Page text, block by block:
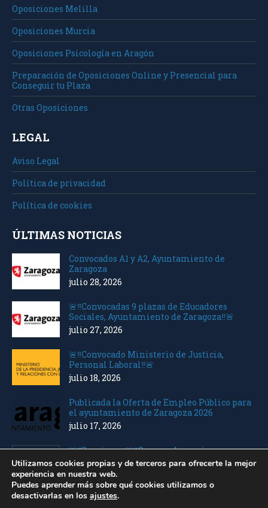
Oposiciones Melilla
Oposiciones Murcia
Oposiciones Psicología en Aragón
Preparación de Oposiciones Online y Presencial para
Conseguir tu Plaza
Otras Oposiciones
LEGAL
Aviso Legal
Política de privacidad
Política de cookies
ÚLTIMAS NOTICIAS
Convocados A1 y A2, Ayuntamiento de
Zaragoza
julio 28, 2026
🚨‼️Convocadas 9 plazas de Educadores
Sociales, Ayuntamiento de Zaragoza‼️🚨
julio 27, 2026
🚨‼️Convocado Ministerio de Justicia,
Personal Laboral‼️🚨
julio 18, 2026
Publicada la Oferta de Empleo Público para
el ayuntamiento de Zaragoza 2026
julio 17, 2026
🚨‼️Seguimos 🚨‼️Convocados varios
Ministerios Personal Laboral
julio 10, 2026
Utilizamos cookies propias y de terceros para ofrecerte la mejor
experiencia en nuestra web.
Puedes aprender más sobre qué cookies utilizamos o
desactivarlas en los ajustes.